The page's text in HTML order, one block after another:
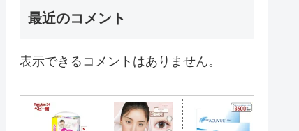
最近のコメント
表示できるコメントはありません。